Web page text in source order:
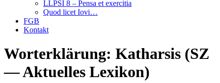
LLPSI 8 – Pensa et exercitia
Quod licet Iovi…
FGB
Kontakt
Worterklärung: Katharsis (SZ
— Aktuelles Lexikon)